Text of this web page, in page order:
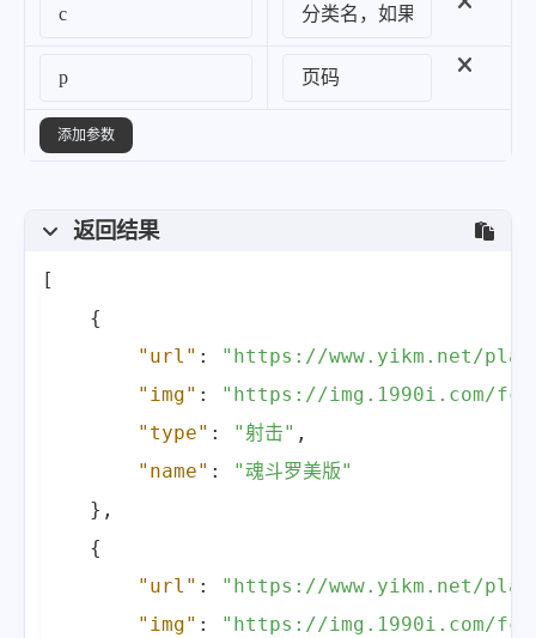
添加参数
返回结果
[
{
"url" :
"https://www.yikm.net/
"img" :
"https://img.1990i.com/
"type" : "射击" ,
"name" :
"魂斗罗美版"
} ,
{
"url" :
"https://www.yikm.net/
"img" :
"https://img.1990i.com/